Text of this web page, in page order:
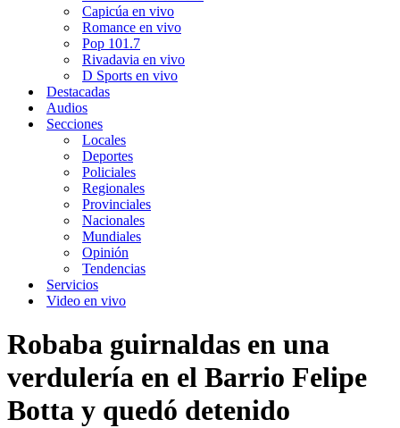
Capicúa en vivo
Romance en vivo
Pop 101.7
Rivadavia en vivo
D Sports en vivo
Destacadas
Audios
Secciones
Locales
Deportes
Policiales
Regionales
Provinciales
Nacionales
Mundiales
Opinión
Tendencias
Servicios
Video en vivo
Robaba guirnaldas en una
verdulería en el Barrio Felipe
Botta y quedó detenido